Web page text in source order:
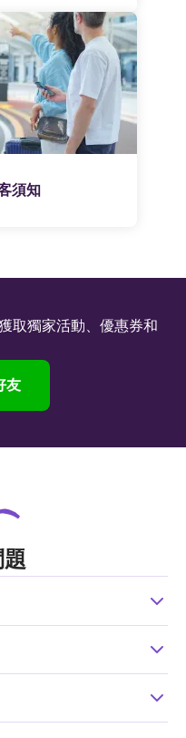
須知
取獨家活動、優惠券和
友
人數上限，將無法接受